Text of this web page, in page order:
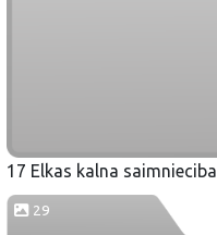
17 Elkas kalna saimnieciba
29